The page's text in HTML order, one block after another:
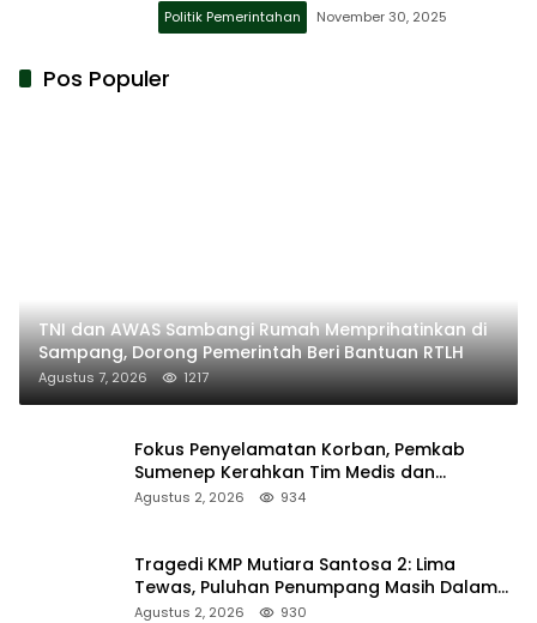
Politik Pemerintahan November 30, 2025
Pos Populer
TNI dan AWAS Sambangi Rumah Memprihatinkan di
Sampang, Dorong Pemerintah Beri Bantuan RTLH
Agustus 7, 2026 1217
Fokus Penyelamatan Korban, Pemkab
Sumenep Kerahkan Tim Medis dan
Ambulans ke Pelabuhan Kalianget
Agustus 2, 2026 934
Tragedi KMP Mutiara Santosa 2: Lima
Tewas, Puluhan Penumpang Masih Dalam
Pencarian
Agustus 2, 2026 930